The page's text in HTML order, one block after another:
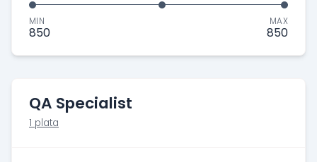
MIN
850
MAX
850
QA Specialist
1 plata